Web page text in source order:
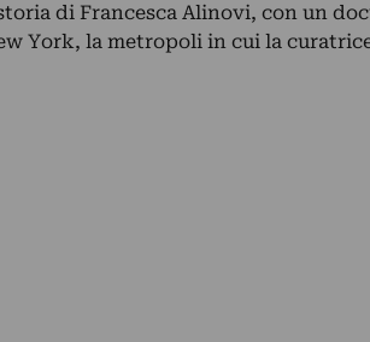
di Francesca Alinovi, con un
York, la metropoli in cui la